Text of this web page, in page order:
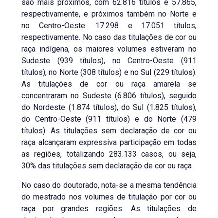
são mais próximos, com 62.816 títulos e 57.865,
respectivamente, e próximos também no Norte e
no Centro-Oeste: 17.298 e 17.051 títulos,
respectivamente. No caso das titulações de cor ou
raça indígena, os maiores volumes estiveram no
Sudeste (939 títulos), no Centro-Oeste (911
títulos), no Norte (308 títulos) e no Sul (229 títulos).
As titulações de cor ou raça amarela se
concentraram no Sudeste (6.806 títulos), seguido
do Nordeste (1.874 títulos), do Sul (1.825 títulos),
do Centro-Oeste (911 títulos) e do Norte (479
títulos). As titulações sem declaração de cor ou
raça alcançaram expressiva participação em todas
as regiões, totalizando 283.133 casos, ou seja,
30% das titulações sem declaração de cor ou raça
No caso do doutorado, nota-se a mesma tendência
do mestrado nos volumes de titulação por cor ou
raça por grandes regiões. As titulações de